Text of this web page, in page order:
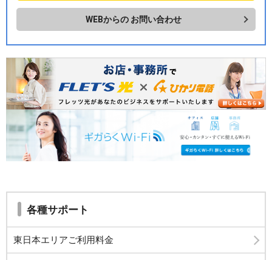
WEBからの お問い合わせ
各種サポート
東日本エリアご利用料金